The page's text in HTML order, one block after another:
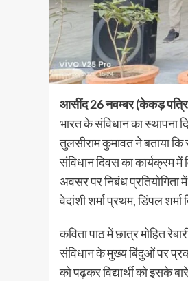
आसींद 26 नवम्बर (केकड़
भारत के संविधान का स्थापना
तुलसीराम कुमावत ने बताया कि
संविधान दिवस का कार्यक्रम में
अवसर पर निबंध प्रतियोगिता
वेदांशी शर्मा प्रथम, डिंपल शर्मा
कविता पाठ में छात्र मोहित
संविधान के मुख्य बिंदुओं पर
को पढ़कर विद्यार्थी को इसके